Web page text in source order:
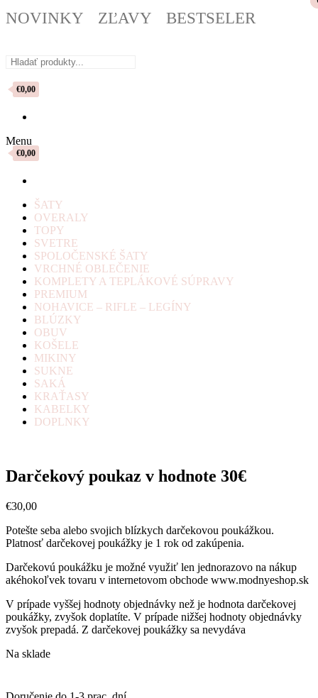
NOVINKY ZĽAVY BESTSELER
€0,00
Menu
€0,00
ŠATY
OVERALY
TOPY
SVETRE
SPOLOČENSKÉ ŠATY
VRCHNÉ OBLEČENIE
KOMPLETY A TEPLÁKOVÉ SÚPRAVY
PREMIUM
NOHAVICE – RIFLE – LEGÍNY
BLÚZKY
OBUV
KOŠELE
MIKINY
SUKNE
SAKÁ
KRAŤASY
KABELKY
DOPLNKY
Darčekový poukaz v hodnote 30€
€30,00
Potešte seba alebo svojich blízkych darčekovou poukážkou.
Platnosť darčekovej poukážky je 1 rok od zakúpenia.
Darčekovú poukážku je možné využiť len jednorazovo na nákup
akéhokoľvek tovaru v internetovom obchode www.modnyeshop.sk
V prípade vyššej hodnoty objednávky než je hodnota darčekovej
poukážky, zvyšok doplatíte. V prípade nižšej hodnoty objednávky
zvyšok prepadá. Z darčekovej poukážky sa nevydáva
Na sklade